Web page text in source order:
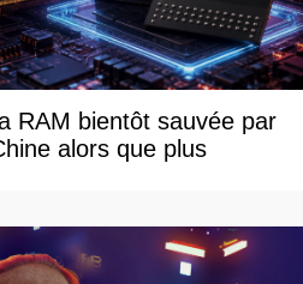
RAM bientôt sauvée par
alors que plus